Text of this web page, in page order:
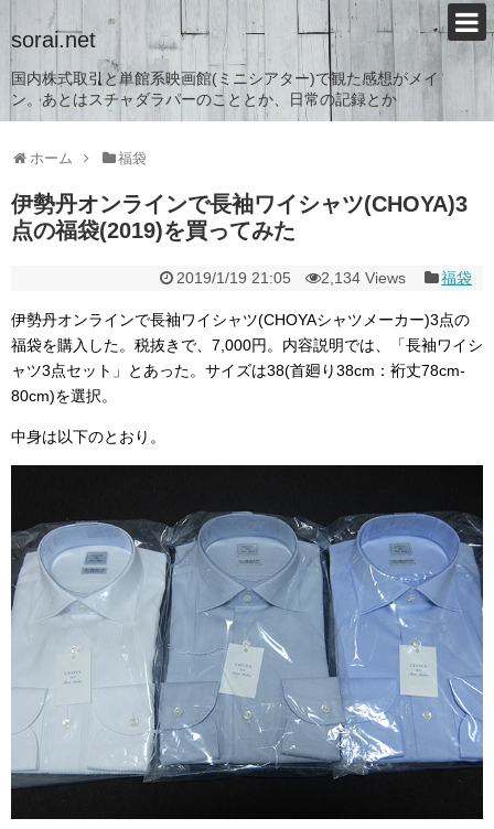
sorai.net
国内株式取引と単館系映画館(ミニシアター)で観た感想がメイ
ン。あとはスチャダラパーのこととか、日常の記録とか
ホーム 福袋
伊勢丹オンラインで長袖ワイシャツ(CHOYA)3
点の福袋(2019)を買ってみた
2019/1/19 21:05 2,134 Views 福袋
伊勢丹オンラインで長袖ワイシャツ(CHOYAシャツメーカー)3点の
福袋を購入した。税抜きで、7,000円。内容説明では、「長袖ワイシ
ャツ3点セット」とあった。サイズは38(首廻り38cm：裄丈78cm-
80cm)を選択。
中身は以下のとおり。